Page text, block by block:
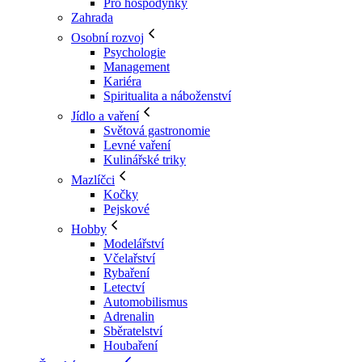
Pro hospodyňky
Zahrada
Osobní rozvoj
Psychologie
Management
Kariéra
Spiritualita a náboženství
Jídlo a vaření
Světová gastronomie
Levné vaření
Kulinářské triky
Mazlíčci
Kočky
Pejskové
Hobby
Modelářství
Včelařství
Rybaření
Letectví
Automobilismus
Adrenalin
Sběratelství
Houbaření